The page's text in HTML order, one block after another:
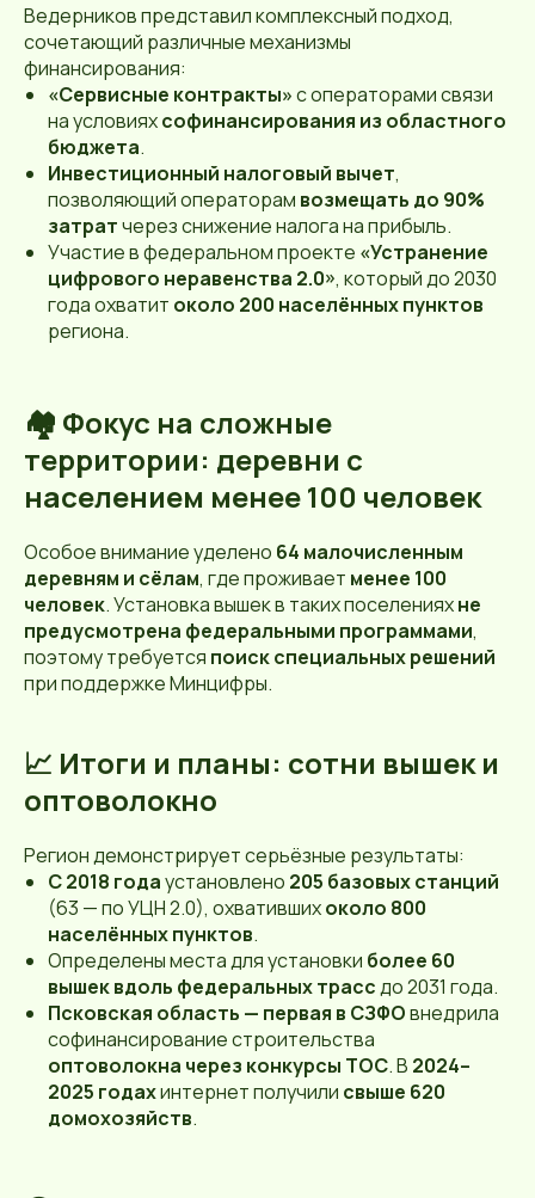
Ведерников представил комплексный подход,
сочетающий различные механизмы
финансирования:
«Сервисные контракты»с операторами связи
на условияхсофинансирования из областного
бюджета.
Инвестиционный налоговый вычет,
позволяющий операторам возмещать до 90%
затратчерез снижение налога на прибыль.
Участие в федеральном проекте «Устранение
цифрового неравенства 2.0», который до 2030
года охватит около 200 населённых пунктов
региона.
🏘️ Фокус на сложные
территории: деревни с
населением менее 100 человек
Особое внимание уделено 64 малочисленным
деревням и сёлам, где проживает менее 100
человек. Установка вышек в таких поселенияхне
предусмотрена федеральными программами,
поэтому требуется поиск специальных решений
при поддержке Минцифры.
📈 Итоги и планы: сотни вышек и
оптоволокно
Регион демонстрирует серьёзные результаты:
С 2018 годаустановлено 205 базовых станций
(63 — по УЦН 2.0), охватившихоколо 800
населённых пунктов.
Определены места для установки более 60
вышек вдоль федеральных трассдо 2031 года.
Псковская область — первая в СЗФОвнедрила
софинансирование строительства
оптоволокна через конкурсы ТОС. В 2024–
2025 годахинтернет получили свыше 620
домохозяйств.